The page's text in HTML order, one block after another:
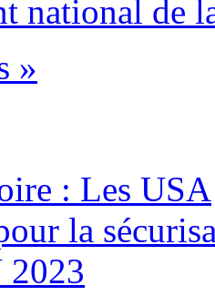
national de
»